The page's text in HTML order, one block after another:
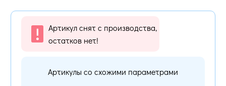
Артикул снят с производства,
остатков нет!
Артикулы со схожими параметрами